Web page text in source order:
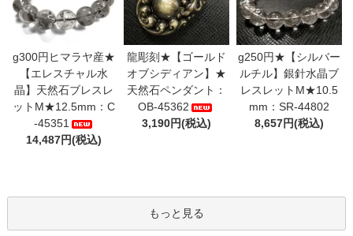
g300円ヒマラヤ産★
【エレスチャル水
晶】天然石ブレスレ
ットM★12.5mm：C
-45351
14,487円(税込)
龍彫刻★【ゴールド
オブシディアン】★
天然石ペンダント：
OB-45362
3,190円(税込)
g250円★【シルバー
ルチル】銀針水晶ブ
レスレットM★10.5
mm：SR-44802
8,657円(税込)
もっと見る